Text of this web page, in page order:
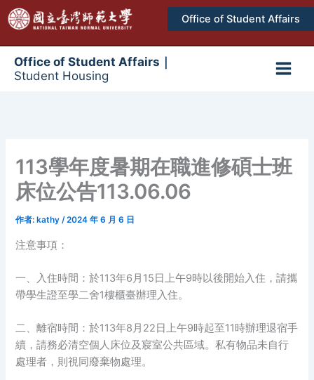
至
Office of Student Affairs
Office of Student Affairs｜
Student Housing
113學年度暑期在職進修碩士班
床位公告113.06.06
作者: kathy/2024 年 6 月 6 日
注意事項：
一、入住時間：於113年6月15日上午9時以後開始入住，請攜
帶學生證至學二舍1樓櫃臺辦理入住。
二、離宿時間：於113年8月22日上午9時起至11時辦理退宿手
續，請務必清空個人床位及寢室公共區域。私有物品未自行
處理者，則視同廢棄物處理。